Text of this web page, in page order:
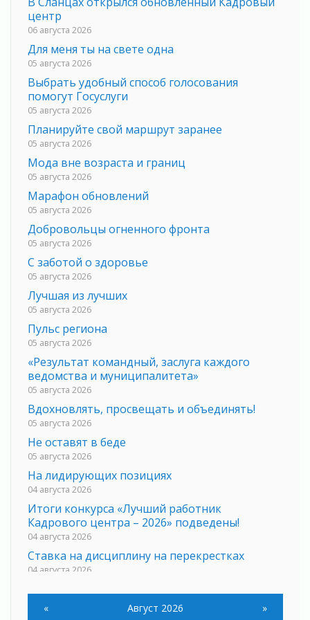
центр
06 августа 2026
Для меня ты на свете одна
05 августа 2026
Выбрать удобный способ голосования
помогут Госуслуги
05 августа 2026
Планируйте свой маршрут заранее
05 августа 2026
Мода вне возраста и границ
05 августа 2026
Марафон обновлений
05 августа 2026
Добровольцы огненного фронта
05 августа 2026
С заботой о здоровье
05 августа 2026
Лучшая из лучших
05 августа 2026
Пульс региона
05 августа 2026
«Результат командный, заслуга каждого
ведомства и муниципалитета»
05 августа 2026
Вдохновлять, просвещать и объединять!
05 августа 2026
Не оставят в беде
05 августа 2026
На лидирующих позициях
04 августа 2026
Итоги конкурса «Лучший работник
Кадрового центра – 2026» подведены!
04 августа 2026
Ставка на дисциплину на перекрестках
04 августа 2026
мобильного трафика
« Август 2026 »